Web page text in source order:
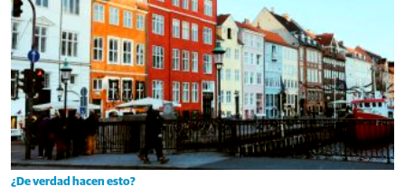
¿De verdad hacen esto?